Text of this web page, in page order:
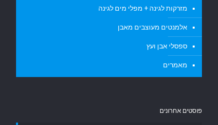
מזרקות לגינה + מפלי מים לגינה
אלמנטים מעוצבים מאבן
ספסלי אבן ועץ
מאמרים
פוסטים אחרונים